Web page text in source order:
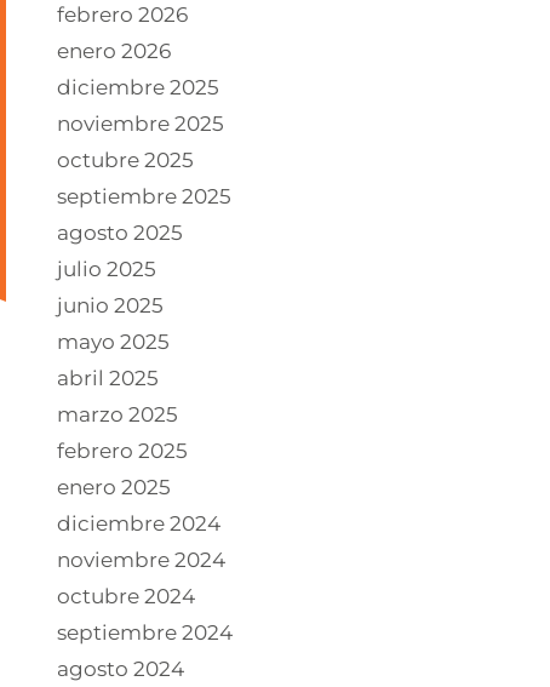
febrero 2026
enero 2026
diciembre 2025
noviembre 2025
octubre 2025
septiembre 2025
agosto 2025
julio 2025
junio 2025
mayo 2025
abril 2025
marzo 2025
febrero 2025
enero 2025
diciembre 2024
noviembre 2024
octubre 2024
septiembre 2024
agosto 2024